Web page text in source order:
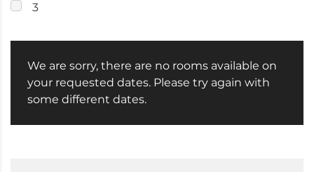
3
We are sorry, there are no rooms available on
your requested dates. Please try again with
some different dates.